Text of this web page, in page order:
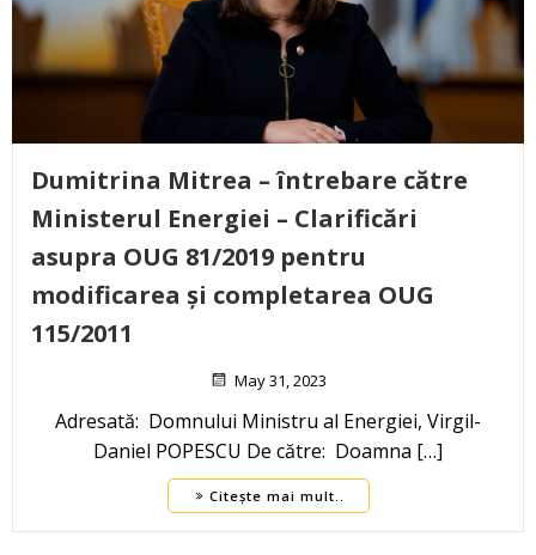
Dumitrina Mitrea – întrebare către
Ministerul Energiei – Clarificări
asupra OUG 81/2019 pentru
modificarea și completarea OUG
115/2011
May 31, 2023
Adresată: Domnului Ministru al Energiei, Virgil-
Daniel POPESCU De către: Doamna […]
Citește mai mult..